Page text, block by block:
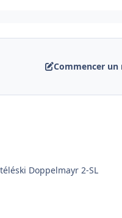
Commencer un
Doppelmayr 2-SL